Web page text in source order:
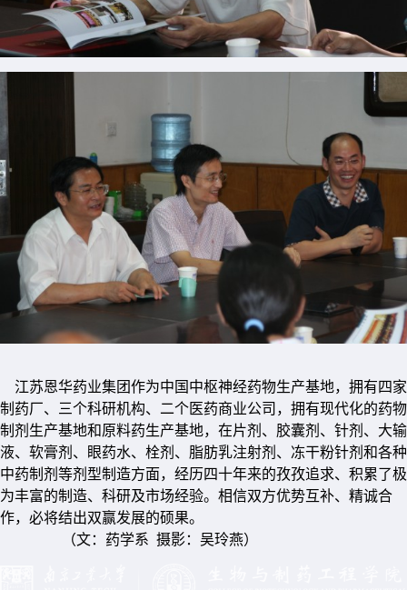
江苏恩华药业集团作为中国中枢神经药物生产基地，拥有四家
制药厂、三个科研机构、二个医药商业公司，拥有现代化的药物
制剂生产基地和原料药生产基地，在片剂、胶囊剂、针剂、大输
液、软膏剂、眼药水、栓剂、脂肪乳注射剂、冻干粉针剂和各种
中药制剂等剂型制造方面，经历四十年来的孜孜追求、积累了极
为丰富的制造、科研及市场经验。相信双方优势互补、精诚合
作，必将结出双赢发展的硕果。
（文：药学系 摄影：吴玲燕）